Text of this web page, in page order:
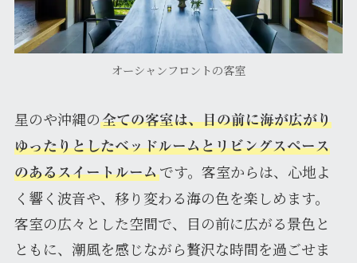
オーシャンフロントの客室
星のや沖縄の 全ての客室は、目の前に海が広がり
ゆったりとしたベッドルームとリビングスペース
のあるスイートルームです。客室からは、心地よ
く響く波音や、移り変わる海の色を楽しめます。
客室の広々とした空間で、目の前に広がる景色と
ともに、潮風を感じながら贅沢な時間を過ごせま